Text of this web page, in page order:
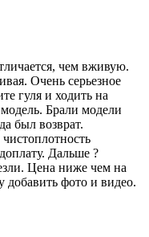
чем вживую.
Очень серьезное
гуля и ходить на
Брали модели
был возврат.
Дальше ?
Цена ниже чем на
добавить фото и видео.